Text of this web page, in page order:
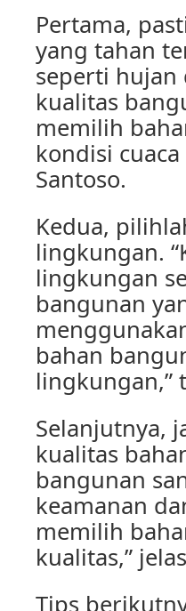
Pertama,
yang tahan
seperti hujan
kualitas
memilih
kondisi
Santoso.
Kedua,
lingkungan.
lingkungan
bangunan
bahan
lingkungan,”
Selanjutnya,
kualitas
bangunan
keamanan
memilih
kualitas,”
Tips